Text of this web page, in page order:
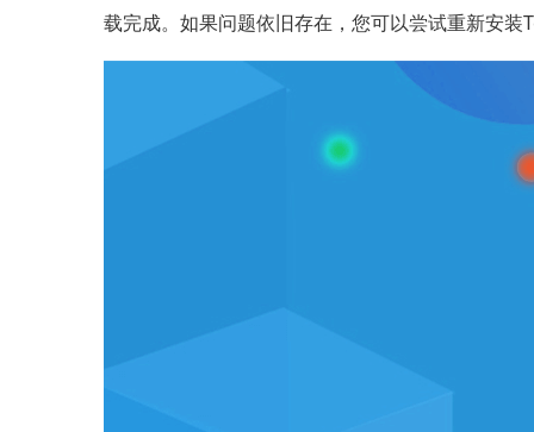
载完成。如果问题依旧存在，您可以尝试重新安